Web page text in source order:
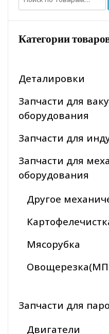
Категории
Деталировки
Запчасти для
оборудования
Запчасти для
Запчасти для
оборудования
Другое
Мясорубка
Запчасти для
Двигатели